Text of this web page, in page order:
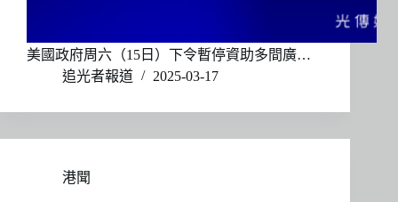
美國政府周六（15日）下令暫停資助多間廣…
追光者報道
2025-03-17
港聞